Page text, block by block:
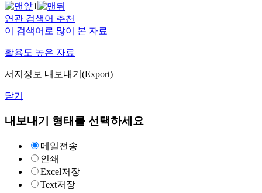
1
연관 검색어 추천
이 검색어로 많이 본 자료
활용도 높은 자료
서지정보 내보내기(Export)
닫기
내보내기 형태를 선택하세요
메일전송
인쇄
Excel저장
Text저장